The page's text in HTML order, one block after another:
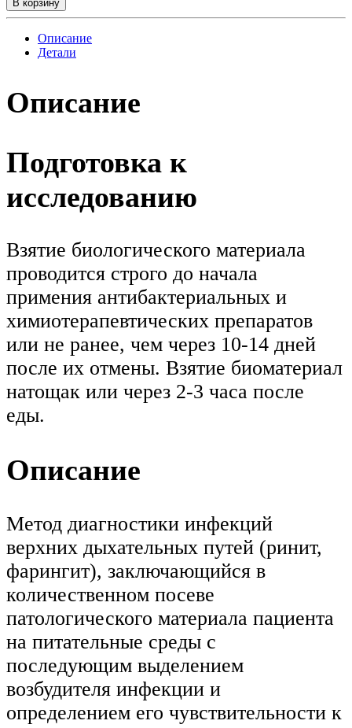
В корзину
Описание
Детали
Описание
Подготовка к
исследованию
Взятие биологического материала
проводится строго до начала
примения антибактериальных и
химиотерапевтических препаратов
или не ранее, чем через 10-14 дней
после их отмены. Взятие биоматериал
натощак или через 2-3 часа после
еды.
Описание
Метод диагностики инфекций
верхних дыхательных путей (ринит,
фарингит), заключающийся в
количественном посеве
патологического материала пациента
на питательные среды с
последующим выделением
возбудителя инфекции и
определением его чувствительности к